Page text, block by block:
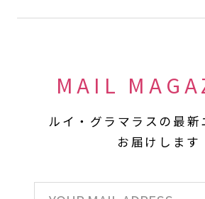
MAIL
ルイ・グラマラスの最新
お届けします